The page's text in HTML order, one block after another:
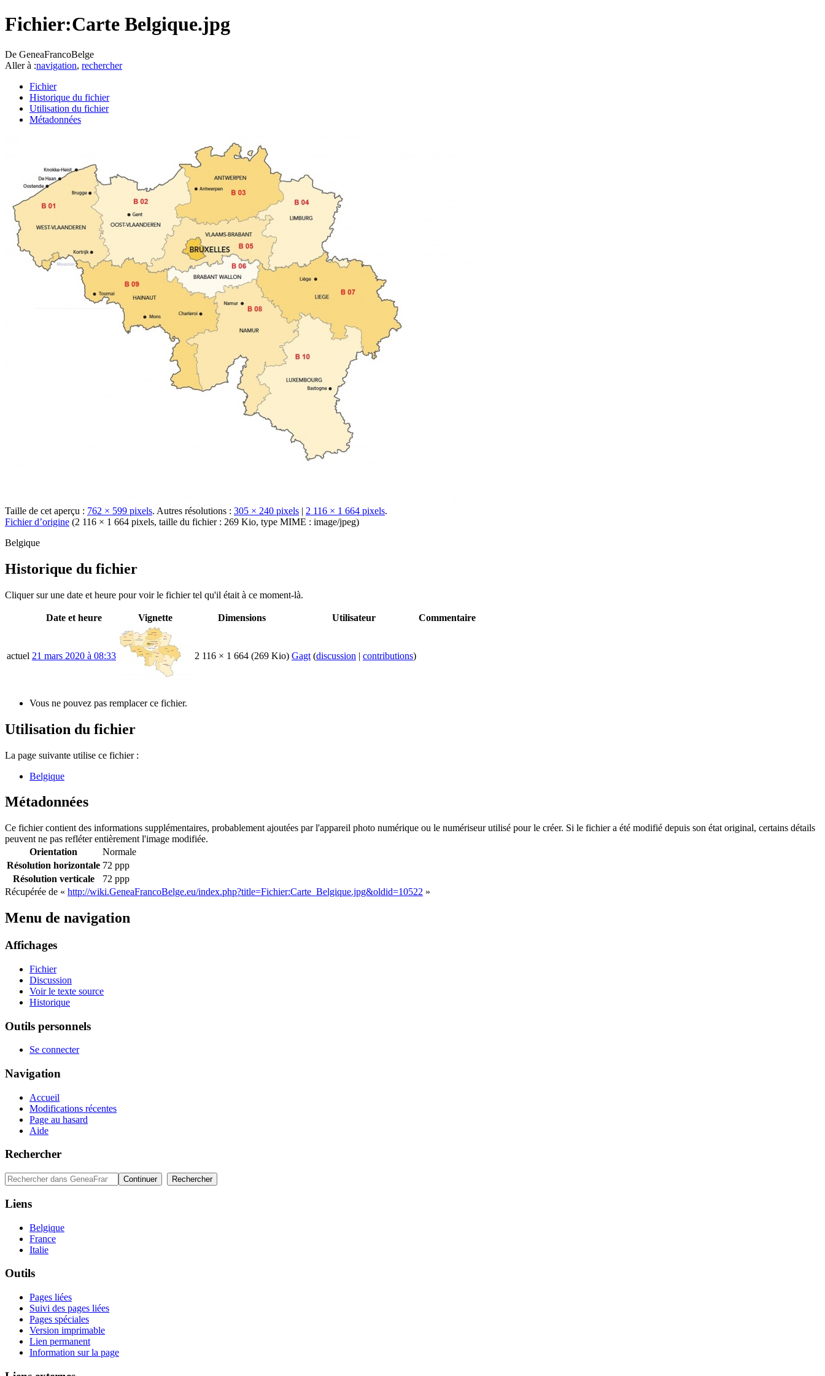
Fichier:Carte Belgique.jpg
De GeneaFrancoBelge
Aller à :navigation, rechercher
Fichier
Historique du fichier
Utilisation du fichier
Métadonnées
Taille de cet aperçu : 762 × 599 pixels. Autres résolutions : 305 × 240 pixels | 2 116 × 1 664 pixels.
Fichier d’origine (2 116 × 1 664 pixels, taille du fichier : 269 Kio, type MIME : image/jpeg)
Belgique
Historique du fichier
Cliquer sur une date et heure pour voir le fichier tel qu'il était à ce moment-là.
Date et heure Vignette Dimensions Utilisateur Commentaire
actuel 21 mars 2020 à 08:33 2 116 × 1 664 (269 Kio) Gagt (discussion | contributions)
Vous ne pouvez pas remplacer ce fichier.
Utilisation du fichier
La page suivante utilise ce fichier :
Belgique
Métadonnées
Ce fichier contient des informations supplémentaires, probablement ajoutées par l'appareil photo numérique ou le numériseur utilisé pour le créer. Si le fichier a été modifié depuis son état original, certains détails
peuvent ne pas refléter entièrement l'image modifiée.
Orientation
Normale
Résolution horizontale 72 ppp
Résolution verticale
72 ppp
Récupérée de « http://wiki.GeneaFrancoBelge.eu/index.php?title=Fichier:Carte_Belgique.jpg&oldid=10522 »
Menu de navigation
Affichages
Fichier
Discussion
Voir le texte source
Historique
Outils personnels
Se connecter
Navigation
Accueil
Modifications récentes
Page au hasard
Aide
Rechercher
Liens
Belgique
France
Italie
Outils
Pages liées
Suivi des pages liées
Pages spéciales
Version imprimable
Lien permanent
Information sur la page